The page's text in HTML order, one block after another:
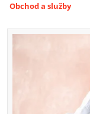
Obchod a služby